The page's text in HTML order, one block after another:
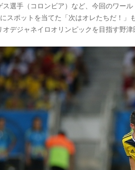
選手（コロンビア）など、今回のワー
スポットを当てた「次はオレたちだ！
オデジャネイロオリンピックを目指す野